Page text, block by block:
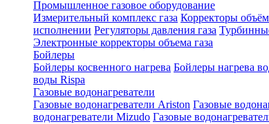
Промышленное газовое оборудование
Измерительный комплекс газа Корректоры
исполнении Регуляторы давления газа
Электронные корректоры объема газа
Бойлеры
Бойлеры косвенного нагрева Бойлеры нагрева
воды Rispa
Газовые водонагреватели
Газовые водонагреватели Ariston Газовые
водонагреватели Mizudo Газовые